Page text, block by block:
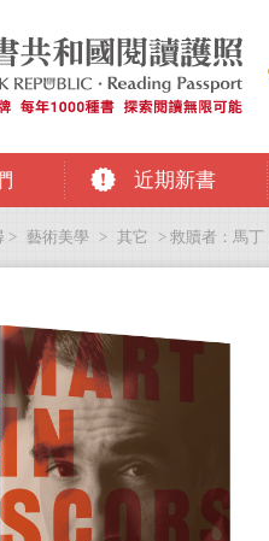
近期新書
> 藝術美學 > 其它 > 救贖者：馬丁